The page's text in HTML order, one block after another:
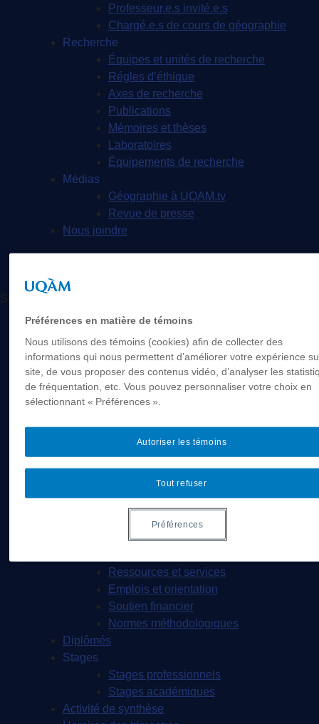
Professeur.e.s invité.e.s
Chargé.e.s de cours de géographie
Recherche
Équipes et unités de recherche
Régles d’éthique
Axes de recherche
Publications
Mémoires et thèses
Laboratoires
Équipements de recherche
Médias
Géographie à UQAM.tv
Revue de presse
Nous joindre
Suivez-nous
Futurs étudiants
Étudier en géographie
Étudiants internationaux
Soutien financier et bourses
Perspectives professionnelles
Étudiant·e·s actuel·le·s
Ressources et services
Emplois et orientation
Soutien financier
Normes méthodologiques
Diplômés
Stages
Stages professionnels
Stages académiques
Activité de synthèse
Préférences en matière de témoins
Nous utilisons des témoins (cookies) afin de collecter des
informations qui nous permettent d’améliorer votre expérience
site, de vous proposer des contenus vidéo, d’analyser les
de fréquentation, etc. Vous pouvez personnaliser votre choix en
sélectionnant « Préférences ».
Tout refuser
Autoriser les témoins
Préférences